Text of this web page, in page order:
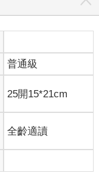
普通級
25開15*21cm
全齡適讀